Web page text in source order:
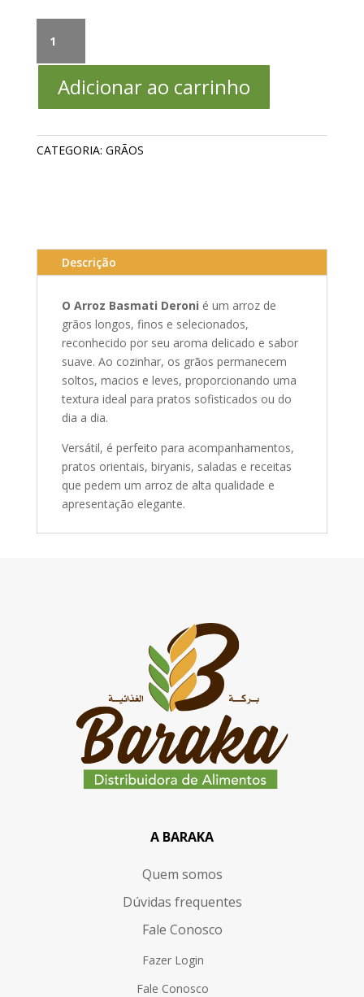
BASMATI
DERONI
Adicionar ao carrinho
CATEGORIA: GRÃOS
Descrição
O Arroz Basmati Deroni é um arroz de
grãos longos, finos e selecionados,
reconhecido por seu aroma delicado e sabor
suave. Ao cozinhar, os grãos permanecem
soltos, macios e leves, proporcionando uma
textura ideal para pratos sofisticados ou do
dia a dia.
Versátil, é perfeito para acompanhamentos,
pratos orientais, biryanis, saladas e receitas
que pedem um arroz de alta qualidade e
apresentação elegante.
A BARAKA
Quem somos
Dúvidas frequentes
Fale Conosco
Fazer Login
Fale Conosco